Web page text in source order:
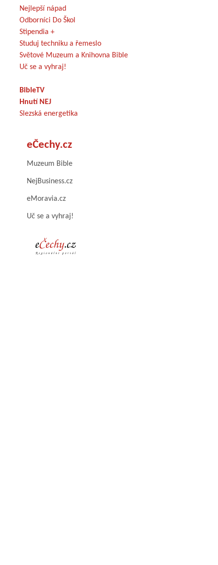
Nejlepší nápad
Odborníci Do Škol
Stipendia +
Studuj techniku a řemeslo
Světové Muzeum a Knihovna Bible
Uč se a vyhraj!
BibleTV
Hnutí NEJ
Slezská energetika
eČechy.cz
Muzeum Bible
NejBusiness.cz
eMoravia.cz
Uč se a vyhraj!